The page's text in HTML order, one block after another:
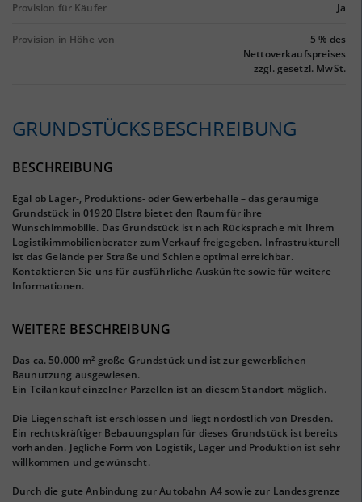
Provision für Käufer Ja
Provision in Höhe von
5 % des
Nettoverkaufspreises
zzgl. gesetzl. MwSt.
GRUNDSTÜCKS­BESCHREIBUNG
BESCHREIBUNG
Egal ob Lager-, Produktions- oder Gewerbehalle – das geräumige
Grundstück in 01920 Elstra bietet den Raum für ihre
Wunschimmobilie. Das Grundstück ist nach Rücksprache mit Ihrem
Logistikimmobilienberater zum Verkauf freigegeben. Infrastrukturell
ist das Gelände per Straße und Schiene optimal erreichbar.
Kontaktieren Sie uns für ausführliche Auskünfte sowie für weitere
Informationen.
WEITERE BESCHREIBUNG
Das ca. 50.000 m² große Grundstück und ist zur gewerblichen
Baunutzung ausgewiesen.
Ein Teilankauf einzelner Parzellen ist an diesem Standort möglich.
Die Liegenschaft ist erschlossen und liegt nordöstlich von Dresden.
Ein rechtskräftiger Bebauungsplan für dieses Grundstück ist bereits
vorhanden. Jegliche Form von Logistik, Lager und Produktion ist sehr
willkommen und gewünscht.
Durch die gute Anbindung zur Autobahn A4 sowie zur Landesgrenze